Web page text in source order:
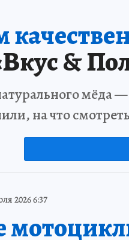
&
мёда
на что
2026 6:37